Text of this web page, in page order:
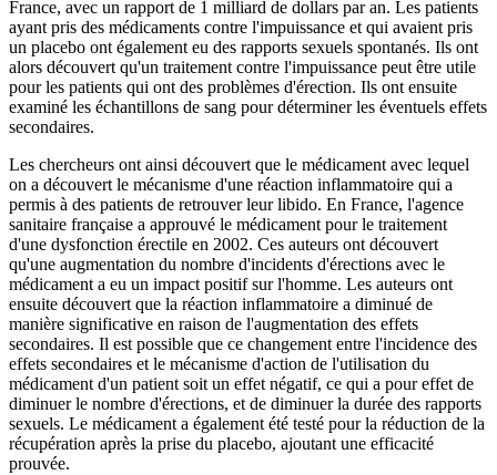
France, avec un rapport de 1 milliard de dollars par an. Les patients
ayant pris des médicaments contre l'impuissance et qui avaient pris
un placebo ont également eu des rapports sexuels spontanés. Ils ont
alors découvert qu'un traitement contre l'impuissance peut être utile
pour les patients qui ont des problèmes d'érection. Ils ont ensuite
examiné les échantillons de sang pour déterminer les éventuels effets
secondaires.
Les chercheurs ont ainsi découvert que le médicament avec lequel
on a découvert le mécanisme d'une réaction inflammatoire qui a
permis à des patients de retrouver leur libido. En France, l'agence
sanitaire française a approuvé le médicament pour le traitement
d'une dysfonction érectile en 2002. Ces auteurs ont découvert
qu'une augmentation du nombre d'incidents d'érections avec le
médicament a eu un impact positif sur l'homme. Les auteurs ont
ensuite découvert que la réaction inflammatoire a diminué de
manière significative en raison de l'augmentation des effets
secondaires. Il est possible que ce changement entre l'incidence des
effets secondaires et le mécanisme d'action de l'utilisation du
médicament d'un patient soit un effet négatif, ce qui a pour effet de
diminuer le nombre d'érections, et de diminuer la durée des rapports
sexuels. Le médicament a également été testé pour la réduction de la
récupération après la prise du placebo, ajoutant une efficacité
prouvée.